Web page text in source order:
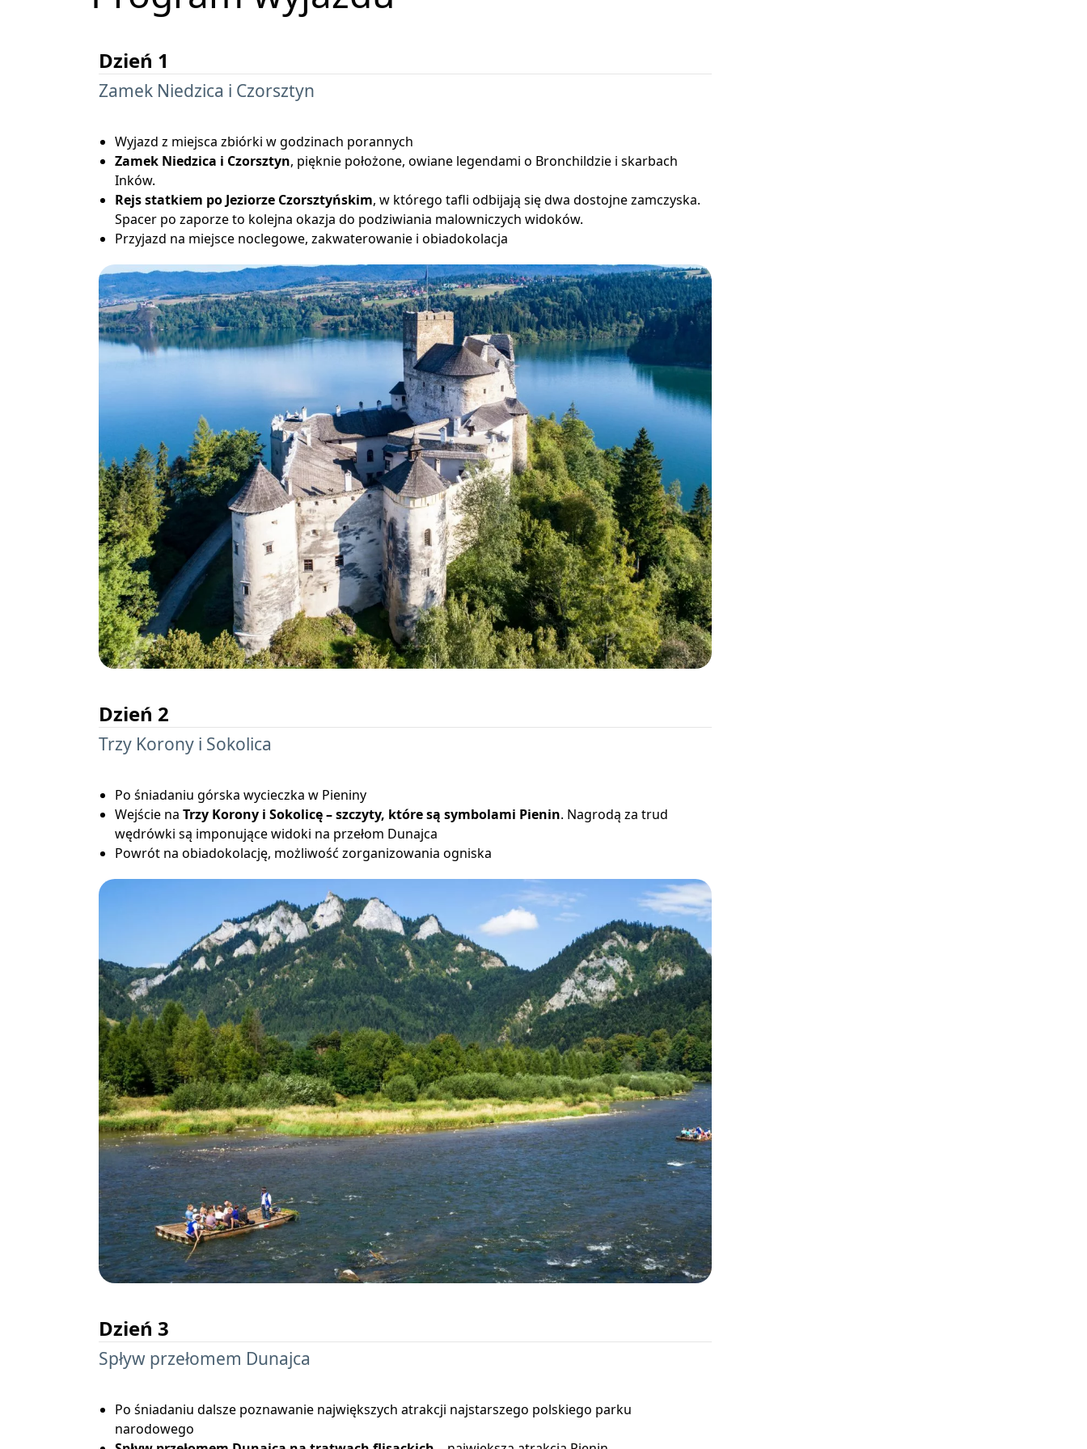
Dzień 1
Zamek Niedzica i Czorsztyn
Wyjazd z miejsca zbiórki w godzinach porannych
Zamek Niedzica i Czorsztyn, pięknie położone, owiane legendami o Bronchildzie i skarbach
Inków.
Rejs statkiem po Jeziorze Czorsztyńskim, w którego tafli odbijają się dwa dostojne zamczyska.
Spacer po zaporze to kolejna okazja do podziwiania malowniczych widoków.
Przyjazd na miejsce noclegowe, zakwaterowanie i obiadokolacja
Dzień 2
Trzy Korony i Sokolica
Po śniadaniu górska wycieczka w Pieniny
Wejście na Trzy Korony i Sokolicę – szczyty, które są symbolami Pienin. Nagrodą za trud
wędrówki są imponujące widoki na przełom Dunajca
Powrót na obiadokolację, możliwość zorganizowania ogniska
Dzień 3
Spływ przełomem Dunajca
Po śniadaniu dalsze poznawanie największych atrakcji najstarszego polskiego parku
narodowego